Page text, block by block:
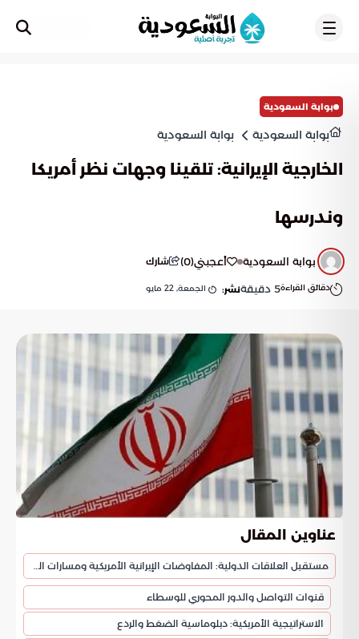
بوابة السعودية
بوابة السعودية بوابة السعودية
الخارجية الإيرانية: تلقينا وجهات نظر أمريكا
وندرسها
بوابة السعودية أعجبني(
0
) شارك
دقائق القراءة5 دقيقةنشر: الجمعة, 22 مايو
عناوين المقال
مستقبل العلاقات الدولية: المفاوضات الإيرانية الأمريكية ومسارات التهدئة
قنوات التواصل والدور المحوري للوسطاء
الاستراتيجية الأمريكية: دبلوماسية الضغط والردع